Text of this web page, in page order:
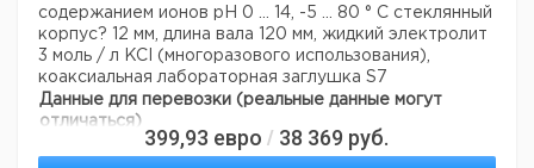
содержанием ионов рН 0 ... 14, -5 ... 80 ° С стеклянный
корпус? 12 мм, длина вала 120 мм, жидкий электролит
3 моль / л KCI (многоразового использования),
коаксиальная лабораторная заглушка S7
Данные для перевозки (реальные данные могут
отличаться)
Страна происхождения:Германия
399,93 евро / 38 369 руб.